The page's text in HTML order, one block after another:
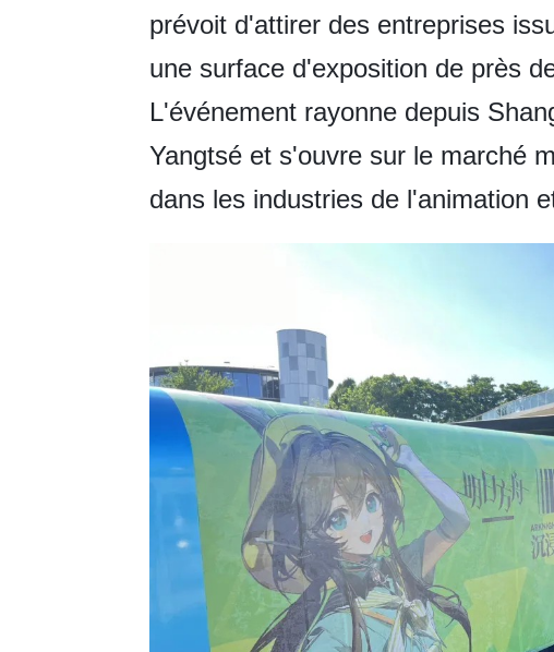
prévoit d'attirer des entreprises
une surface d'exposition de près
L'événement rayonne depuis
Yangtsé et s'ouvre sur le marché
dans les industries de l'animation